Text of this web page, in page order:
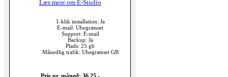
Læs mere om E-Studio
1-klik installation: Ja
E-mail: Ubegrænset
Support: E-mail
Backup: Ja
Plads: 25 gb
Månedlig trafik: Ubegrænset GB